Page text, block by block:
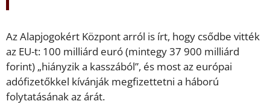
Az Alapjogokért Központ arról is írt, hogy csődbe vitték
az EU-t: 100 milliárd euró (mintegy 37 900 milliárd
forint) „hiányzik a kasszából”, és most az európai
adófizetőkkel kívánják megfizettetni a háború
folytatásának az árát.